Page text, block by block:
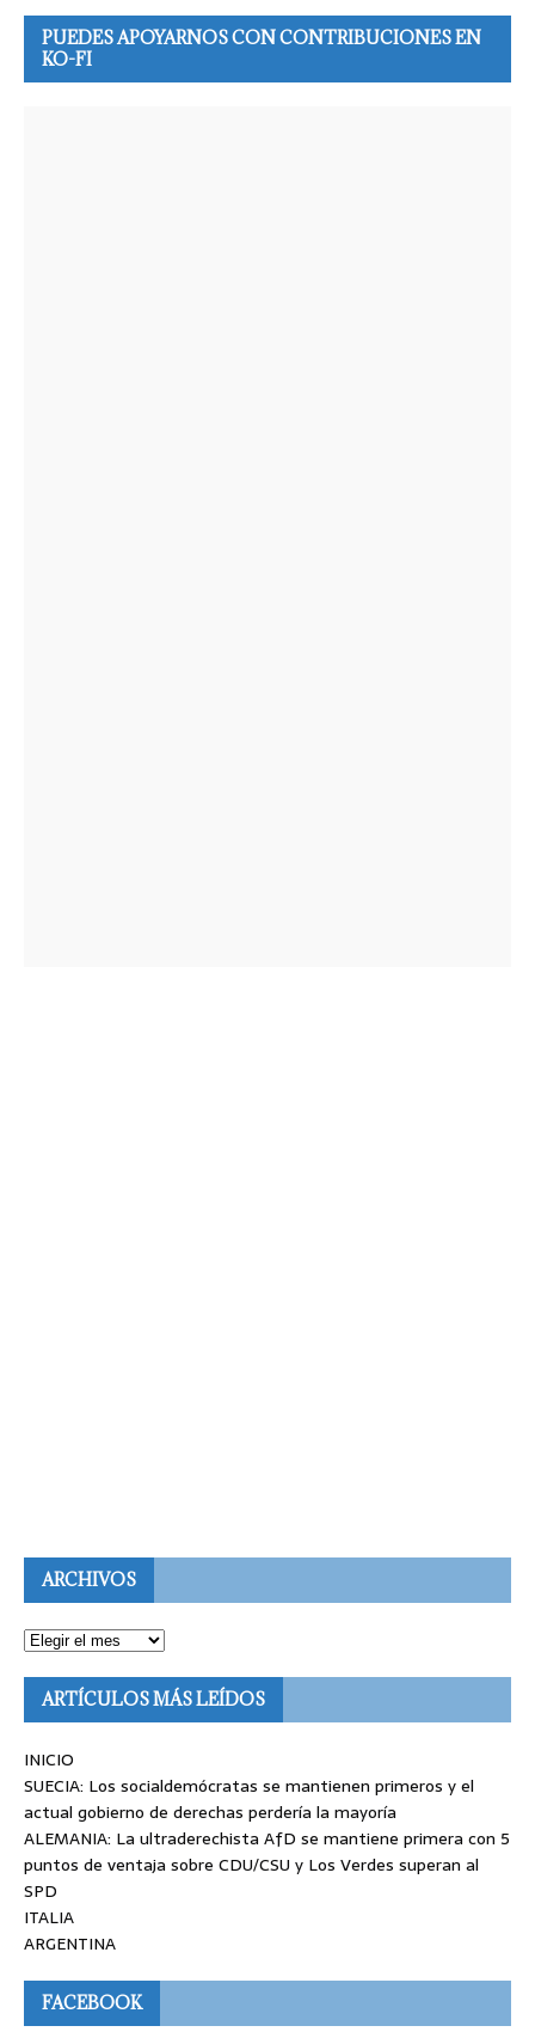
PUEDES APOYARNOS CON CONTRIBUCIONES EN
KO-FI
ARCHIVOS
ARTÍCULOS MÁS LEÍDOS
INICIO
SUECIA: Los socialdemócratas se mantienen primeros y el
actual gobierno de derechas perdería la mayoría
ALEMANIA: La ultraderechista AfD se mantiene primera con 5
puntos de ventaja sobre CDU/CSU y Los Verdes superan al
SPD
ITALIA
ARGENTINA
FACEBOOK